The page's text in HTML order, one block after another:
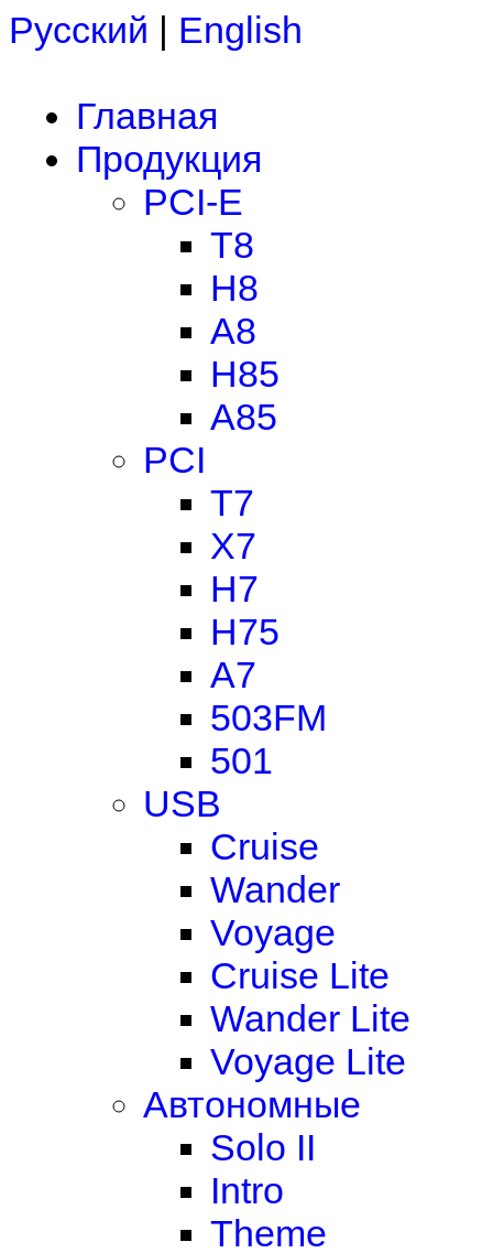
Русский | English
Главная
Продукция
PCI-E
T8
H8
A8
H85
A85
PCI
T7
X7
H7
H75
A7
503FM
501
USB
Cruise
Wander
Voyage
Cruise Lite
Wander Lite
Voyage Lite
Автономные
Solo II
Intro
Theme